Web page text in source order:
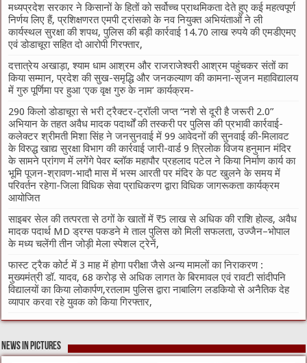
मध्यप्रदेश सरकार ने किसानों के हितों को सर्वोच्च प्राथमिकता देते हुए कई महत्वपूर्ण
निर्णय लिए हैं, प्रशिक्षणरत एमपी ट्रांसको के नव नियुक्त अभियंताओं ने ली
कार्यस्थल सुरक्षा की शपथ, पुलिस की बड़ी कार्रवाई 14.70 लाख रुपये की एमडीएमए
एवं डोडाचूरा सहित दो आरोपी गिरफ्तार,
दत्तात्रेय अखाड़ा, श्याम धाम आश्रम और राजराजेश्वरी आश्रम पहुंचकर संतों का
किया सम्मान, प्रदेश की सुख-समृद्धि और जनकल्याण की कामना-सृजन महाविद्यालय
में गुरु पूर्णिमा पर हुआ ‘एक वृक्ष गुरु के नाम’ कार्यक्रम-
290 किलो डोडाचूरा से भरी ट्रैक्टर-ट्रॉली जप्त “नशे से दूरी है जरूरी 2.0”
अभियान के तहत अवैध मादक पदार्थों की तस्करी पर पुलिस की प्रभावी कार्रवाई-
कलेक्टर श्रीमती मिशा सिंह ने जनसुनवाई में 99 आवेदनों की सुनवाई की-मिलावट
के विरुद्ध खाद्य सुरक्षा विभाग की कार्रवाई जारी-वार्ड 9 त्रिलोक विजय हनुमान मंदिर
के सामने प्रांगण में लगेंगे पेवर ब्लॉक महापौर प्रहलाद पटेल ने किया निर्माण कार्य का
भूमि पूजन-श्रावण-भादौ मास में भस्म आरती पर मंदिर के पट खुलने के समय में
परिवर्तन रहेगा-जिला विधिक सेवा प्राधिकरण द्वारा विधिक जागरूकता कार्यक्रम
आयोजित
साइबर सेल की तत्परता से ठगों के खातों में ₹5 लाख से अधिक की राशि होल्ड, अवैध
मादक पदार्थ MD ड्रग्स पकडने मे ताल पुलिस को मिली सफलता, उज्जैन–भोपाल
के मध्य चलेंगी तीन जोड़ी मेला स्पेशल ट्रेनें,
फास्ट ट्रैक कोर्ट में 3 माह में होगा परीक्षा जैसे अन्य मामलों का निराकरण :
मुख्यमंत्री डॉ. यादव, 68 करोड़ से अधिक लागत के बिरमावल एवं रावटी सांदीपनि
विद्यालयों का किया लोकार्पण,रतलाम पुलिस द्वारा नाबालिग लडकियो से अनैतिक देह
व्यापार करवा रहे युवक को किया गिरफ्तार,
News in Pictures